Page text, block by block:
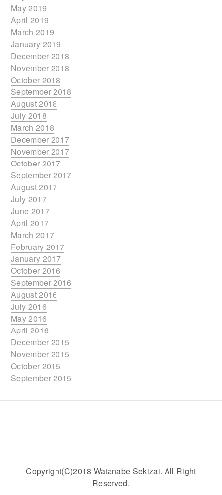
May 2019
April 2019
March 2019
January 2019
December 2018
November 2018
October 2018
September 2018
August 2018
July 2018
March 2018
December 2017
November 2017
October 2017
September 2017
August 2017
July 2017
June 2017
April 2017
March 2017
February 2017
January 2017
October 2016
September 2016
August 2016
July 2016
May 2016
April 2016
December 2015
November 2015
October 2015
September 2015
Copyright(C)2018 Watanabe Sekizai. All Right
Reserved.